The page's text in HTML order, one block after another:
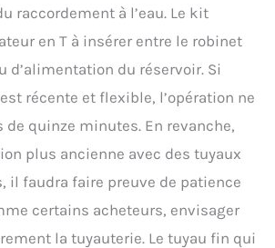
Nos toilettes Smart sont
agréables et
avantageuses pour : les
durant leurs
menstruations ; les
personnes souffrant de
troubles anaux tels que
personnes âgées ou à
mobilité réduite ; les
raccordement à l’eau. Le kit
en T à insérer entre le robinet
d’alimentation du réservoir. Si
récente et flexible, l’opération ne
de quinze minutes. En revanche,
plus ancienne avec des tuyaux
il faudra faire preuve de patience
certains acheteurs, envisager
la tuyauterie. Le tuyau fin qui